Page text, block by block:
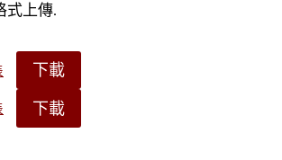
式上傳.
下載
下載